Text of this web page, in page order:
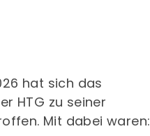
hat sich das
HTG zu seiner
Mit dabei waren: